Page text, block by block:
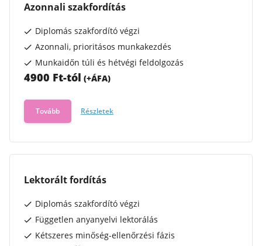
Azonnali szakfordítás
Diplomás szakfordító végzi
Azonnali, prioritásos munkakezdés
Munkaidőn túli és hétvégi feldolgozás
4900 Ft-tól (+ÁFA)
Tovább Részletek
Lektorált fordítás
Diplomás szakfordító végzi
Független anyanyelvi lektorálás
Kétszeres minőség-ellenőrzési fázis